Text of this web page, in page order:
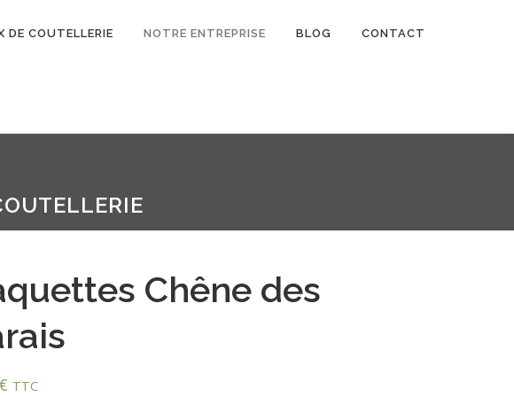
DE COUTELLERIE NOTRE ENTREPRISE BLOG CONTACT
Chêne des
€ TTC